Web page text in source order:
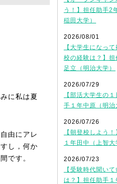
に私は夏
由にアレ
し，何か
です。
う！】担任助手2
稲田大学）
2026/08/01
【大学生になっ
校の経験は？】
足立（明治大学）
2026/07/29
【部活大学生の
手１年中原（明治
2026/07/26
【朝登校しよう
１年田中（上智大
2026/07/23
【受験時代聞い
は？】担任助手１